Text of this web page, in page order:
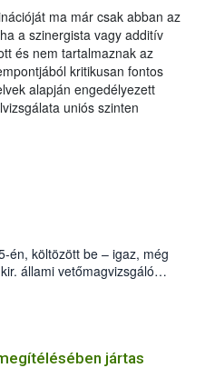
ma már csak abban az
a szinergista vagy additív
és nem tartalmaznak az
kritikusan fontos
alapján engedélyezett
uniós szinten
én, költözött be – igaz, még
állami vetőmagvizsgáló
alatti, Czigler Győző által
jártas